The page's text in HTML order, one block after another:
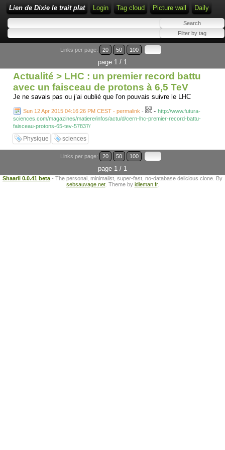
Lien de Dixie le trait plat Login Tag cloud Picture wall Daily
Links per page: 20 50 100
page 1 / 1
Actualité > LHC : un premier record battu
avec un faisceau de protons à 6,5 TeV
Je ne savais pas ou j’ai oublié que l'on pouvais suivre le LHC
Sun 12 Apr 2015 04:16:26 PM CEST - permalink - - http://www.futura-
sciences.com/magazines/matiere/infos/actu/d/cern-lhc-premier-record-battu-
faisceau-protons-65-tev-57837/
Physique sciences
Links per page: 20 50 100
page 1 / 1
Shaarli 0.0.41 beta - The personal, minimalist, super-fast, no-database delicious clone. By
sebsauvage.net. Theme by idleman.fr.